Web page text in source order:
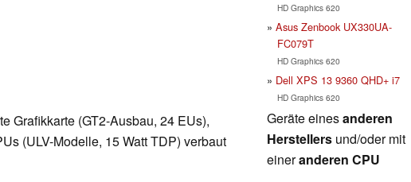
Grafikkarte (GT2-Ausbau, 24 EUs),
(ULV-Modelle, 15 Watt TDP) verbaut
HD Graphics 620
Asus Zenbook UX330UA-
FC079T
HD Graphics 620
Dell XPS 13 9360 QHD+ i7
HD Graphics 620
Geräte einesanderen
Herstellers und/oder mit
eineranderen CPU